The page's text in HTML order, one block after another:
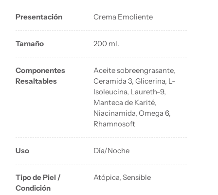
Presentación Crema Emoliente
Tamaño 200 ml.
Componentes
Resaltables
Aceite sobreengrasante,
Ceramida 3, Glicerina, L-
Isoleucina, Laureth-9,
Manteca de Karité,
Niacinamida, Omega 6,
Rhamnosoft
Uso Día/Noche
Tipo de Piel /
Condición
Atópica, Sensible